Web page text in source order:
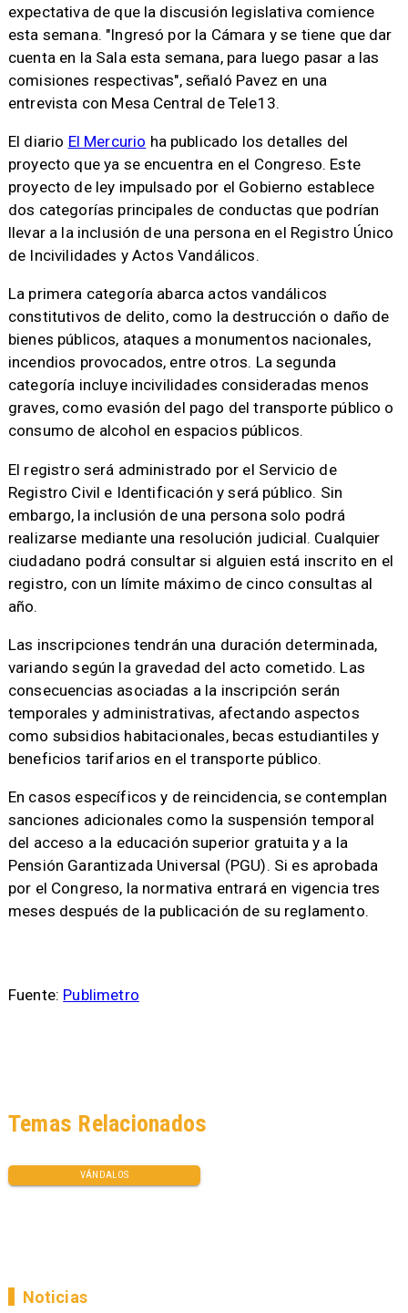
expectativa de que la discusión legislativa comience
esta semana. "Ingresó por la Cámara y se tiene que dar
cuenta en la Sala esta semana, para luego pasar a las
comisiones respectivas", señaló Pavez en una
entrevista con Mesa Central de Tele13.
El diario El Mercurio ha publicado los detalles del
proyecto que ya se encuentra en el Congreso. Este
proyecto de ley impulsado por el Gobierno establece
dos categorías principales de conductas que podrían
llevar a la inclusión de una persona en el Registro Único
de Incivilidades y Actos Vandálicos.
La primera categoría abarca actos vandálicos
constitutivos de delito, como la destrucción o daño de
bienes públicos, ataques a monumentos nacionales,
incendios provocados, entre otros. La segunda
categoría incluye incivilidades consideradas menos
graves, como evasión del pago del transporte público o
consumo de alcohol en espacios públicos.
El registro será administrado por el Servicio de
Registro Civil e Identificación y será público. Sin
embargo, la inclusión de una persona solo podrá
realizarse mediante una resolución judicial. Cualquier
ciudadano podrá consultar si alguien está inscrito en el
registro, con un límite máximo de cinco consultas al
año.
Las inscripciones tendrán una duración determinada,
variando según la gravedad del acto cometido. Las
consecuencias asociadas a la inscripción serán
temporales y administrativas, afectando aspectos
como subsidios habitacionales, becas estudiantiles y
beneficios tarifarios en el transporte público.
En casos específicos y de reincidencia, se contemplan
sanciones adicionales como la suspensión temporal
del acceso a la educación superior gratuita y a la
Pensión Garantizada Universal (PGU). Si es aprobada
por el Congreso, la normativa entrará en vigencia tres
meses después de la publicación de su reglamento.
Fuente: Publimetro
VÁNDALOS
Temas Relacionados
Noticias